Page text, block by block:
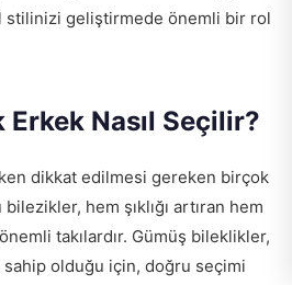
stilinizi geliştirmede önemli bir rol
Nasıl Seçilir?
dikkat edilmesi gereken birçok
hem şıklığı artıran hem
takılardır. Gümüş bileklikler,
olduğu için, doğru seçimi